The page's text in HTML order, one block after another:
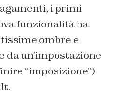
i primi
funzionalità ha
ombre e
da un’impostazione
“imposizione”)